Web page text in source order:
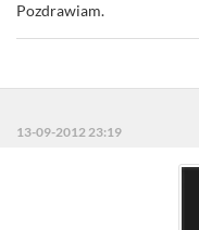
Pozdrawiam.
13-09-2012 23:19